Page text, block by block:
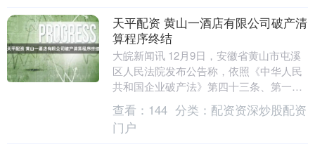
天平配资 黄山一酒店有限公司破产清
算程序终结
大皖新闻讯 12月9日，安徽省黄山市屯溪
区人民法院发布公告称，依照《中华人民
共和国企业破产法》第四十三条、第一百
零七条规定，该院于2025年12月8日裁定
宣告黄....
查看： 144 分类： 配资资深炒股配资
门户